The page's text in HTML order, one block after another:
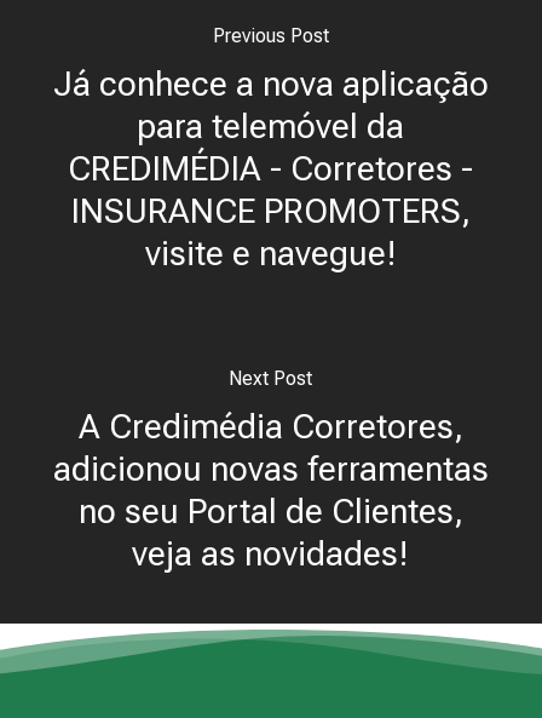
Previous Post
Já conhece a nova aplicação
para telemóvel da
CREDIMÉDIA - Corretores -
INSURANCE PROMOTERS,
visite e navegue!
Next Post
A Credimédia Corretores,
adicionou novas ferramentas
no seu Portal de Clientes,
veja as novidades!